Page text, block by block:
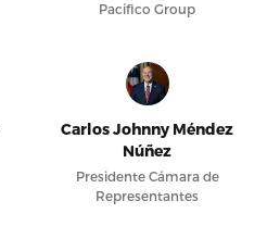
Pacifico Group
Carlos Johnny Méndez
Núñez
Presidente Cámara de
Representantes